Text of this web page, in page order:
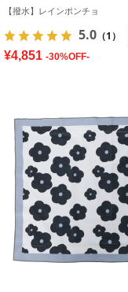
【撥水】レインポンチョ
5.0 （1）
¥4,851 -30%OFF-